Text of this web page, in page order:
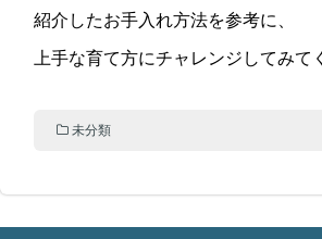
紹介したお手入れ方法を参考に、
上手な育て方にチャレンジしてみて
未分類